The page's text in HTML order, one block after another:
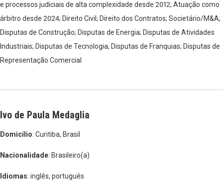
e processos judiciais de alta complexidade desde 2012; Atuação como
árbitro desde 2024; Direito Civil; Direito dos Contratos; Societário/M&A;
Disputas de Construção; Disputas de Energia; Disputas de Atividades
Industriais; Disputas de Tecnologia; Disputas de Franquias; Disputas de
Representação Comercial
Ivo de Paula Medaglia
Domicílio: Curitiba, Brasil
Nacionalidade: Brasileiro(a)
Idiomas: inglês, português